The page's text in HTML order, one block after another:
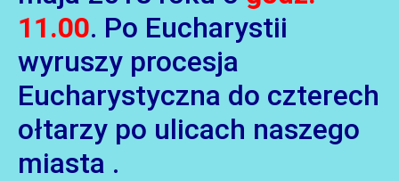
11.00. Po Eucharystii
wyruszy procesja
Eucharystyczna do czterech
ołtarzy po ulicach naszego
miasta .